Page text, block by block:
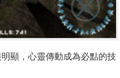
顯，心靈傳動成為必點的技